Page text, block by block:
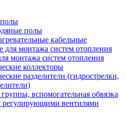
полы
кабельные
монтажа систем отопления
коллекторы
разделители (гидрострелки,
вспомогательная обвязка